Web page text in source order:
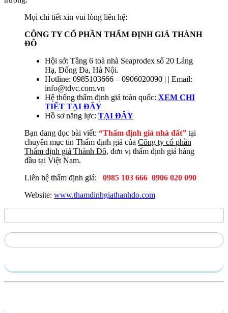
Mọi chi tiết xin vui lòng liên hệ:
CÔNG TY CỔ PHẦN THẨM ĐỊNH GIÁ THÀNH
ĐÔ
Hội sở: Tầng 6 toà nhà Seaprodex số 20 Láng
Hạ, Đống Đa, Hà Nội.
Hotline: 0985103666 – 0906020090 | | Email:
info@tdvc.com.vn
Hệ thống thẩm định giá toàn quốc: XEM CHI
TIẾT TẠI ĐÂY
Hồ sơ năng lực: TẠI ĐÂY
Bạn đang đọc bài viết: “Thẩm định giá nhà đất” tại
chuyên mục tin Thẩm định giá của Công ty cổ phần
Thẩm định giá Thành Đô, đơn vị thẩm định giá hàng
đầu tại Việt Nam.
Liên hệ thẩm định giá:
0985 103 666 0906 020 090
Website: www.thamdinhgiathanhdo.com